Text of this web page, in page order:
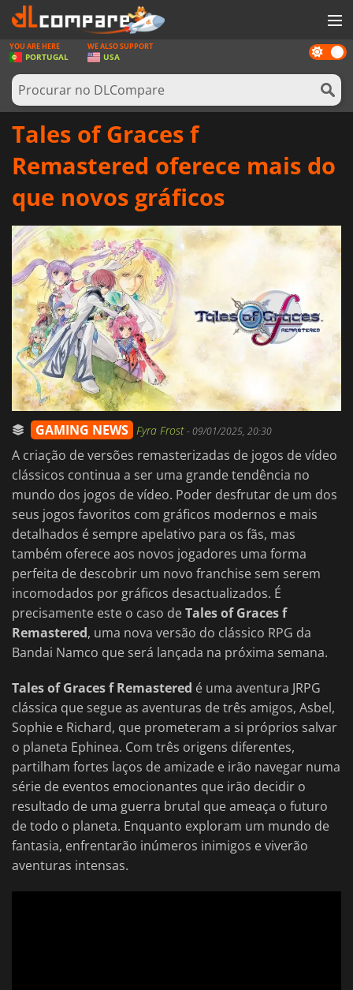
JOGOS
GAME CARDS
SOFTWARE
NOTÍCIAS
ENTRAR OU REGISTAR
Dark
mode
YOU ARE HERE
PORTUGAL
WE ALSO SUPPORT
USA
Tales of Graces f
Remastered oferece mais do
que novos gráficos
GAMING NEWS Fyra Frost-09/01/2025, 20:30
A criação de versões remasterizadas de jogos de vídeo
clássicos continua a ser uma grande tendência no
mundo dos jogos de vídeo. Poder desfrutar de um dos
seus jogos favoritos com gráficos modernos e mais
detalhados é sempre apelativo para os fãs, mas
também oferece aos novos jogadores uma forma
perfeita de descobrir um novo franchise sem serem
incomodados por gráficos desactualizados. É
precisamente este o caso deTales of Graces f
Remastered, uma nova versão do clássico RPG da
Bandai Namco que será lançada na próxima semana.
Tales of Graces f Remastered é uma aventura JRPG
clássica que segue as aventuras de três amigos, Asbel,
Sophie e Richard, que prometeram a si próprios salvar
o planeta Ephinea. Com três origens diferentes,
partilham fortes laços de amizade e irão navegar numa
série de eventos emocionantes que irão decidir o
resultado de uma guerra brutal que ameaça o futuro
de todo o planeta. Enquanto exploram um mundo de
fantasia, enfrentarão inúmeros inimigos e viverão
aventuras intensas.